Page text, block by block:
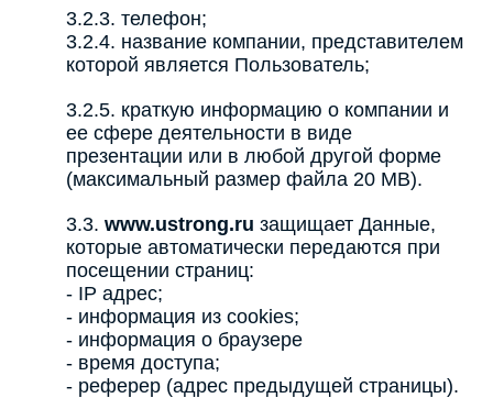
3.2.3. телефон;
3.2.4. название компании, представителем
которой является Пользователь;
3.2.5. краткую информацию о компании и
ее сфере деятельности в виде
презентации или в любой другой форме
(максимальный размер файла 20 MB).
3.3. www.ustrong.ru защищает Данные,
которые автоматически передаются при
посещении страниц:
- IP адрес;
- информация из cookies;
- информация о браузере
- время доступа;
- реферер (адрес предыдущей страницы).